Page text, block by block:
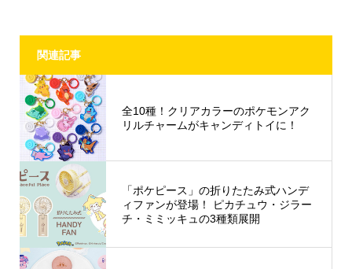
関連記事
全10種！クリアカラーのポケモンアク
リルチャームがキャンディトイに！
「ポケピース」の折りたたみ式ハンデ
ィファンが登場！ ピカチュウ・ジラー
チ・ミミッキュの3種類展開